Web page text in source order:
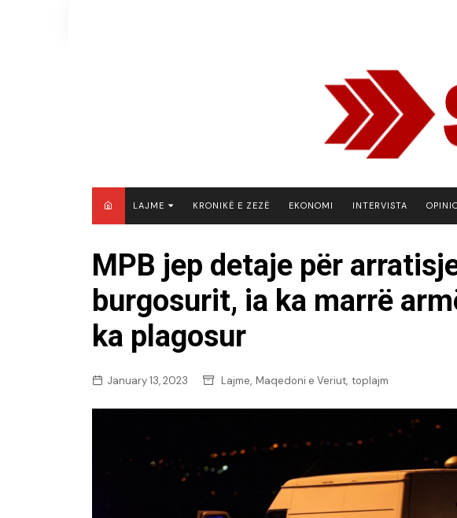
LAJME
KOSOVË
RAJON
BOTË
KRONIKË E ZEZË EKONOMI INTERVISTA
MPB jep detaje për
burgosurit, ia ka marrë
ka plagosur
January 13, 2023 Lajme, Maqedoni e Veriut, toplajm